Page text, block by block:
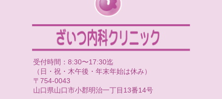
受付時間：8:30〜17:30迄
（日・祝・木午後・年末年始は休み）
〒754-0043
山口県山口市小郡明治一丁目13番14号